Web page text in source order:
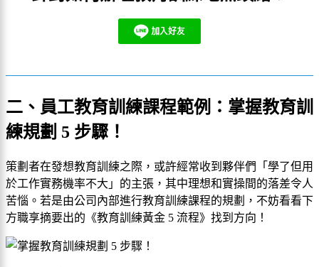
二、員工教育訓練課程範例：掌握教育訓
練規劃 5 步驟！
策劃者在發想教育訓練之際，或許經常收到夥伴們「學了但用
於工作實務機率不大」的主張，其中理想和實操間的落差令人
苦惱。若是由公司內部進行教育訓練課程的規劃，不妨看看下
方職享摘要出的《教育訓練黃金 5 流程》找到方向！